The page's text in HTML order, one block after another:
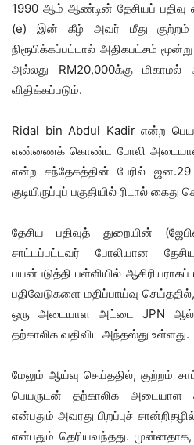
1990 ஆம் ஆண்டின் தேசியப் பதிவு
(e) இன் கீழ் அவர் மீது குற்றம்
நிரூபிக்கப்பட்டால் அதிகபட்சம்
அல்லது RM20,000க்கு
விதிக்கப்படும்.
Ridal bin Abdul Kadir என்ற
எண்ணைக் கொண்ட போலி அடையாள
என்ற சந்தேகத்தின் பேரில்
குடியிருப்புப் பகுதியில் ரிடால் கைது
தேசிய பதிவுத் துறையின்
சாட்டப்பட்டவர் போலியான
பயன்படுத்தி பள்ளியில்
பதிவேடுகளை மதிப்பாய்வு
ஒரு அடையாள அட்டை JPN ஆல்
தற்காலிக வதிவிட அந்தஸ்து உள்ளது.
மேலும் ஆய்வு செய்ததில், குற்றம்
பெயருடன் தற்காலிக அடையாள
என்பதும் அவரது பிறப்புச்
என்பதும் தெரியவந்தது.